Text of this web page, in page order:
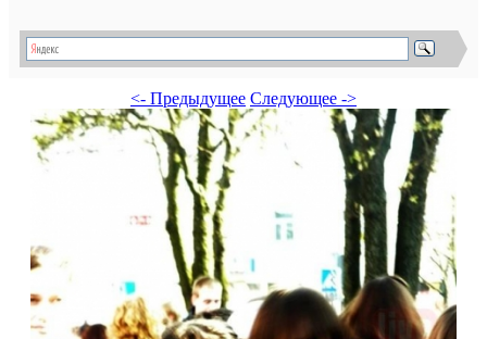
<- Предыдущее Следующее ->